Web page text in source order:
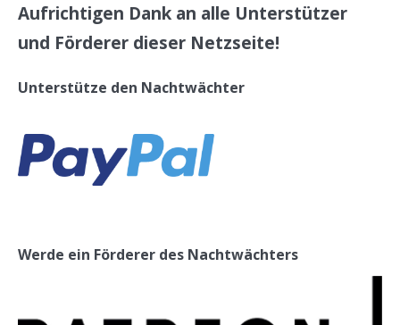
Aufrichtigen Dank an alle Unterstützer
und Förderer dieser Netzseite!
Unterstütze den Nachtwächter
Werde ein Förderer des Nachtwächters